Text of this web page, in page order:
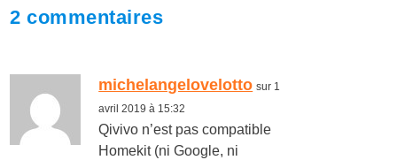
2 commentaires
michelangelovelotto sur 1
avril 2019 à 15:32
Qivivo n’est pas compatible
Homekit (ni Google, ni